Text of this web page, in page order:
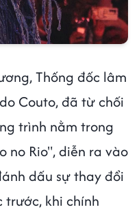
Thống đốc lâm
Couto, đã từ chối
trình nằm trong
no Rio", diễn ra vào
dấu sự thay đổi
trước, khi chính